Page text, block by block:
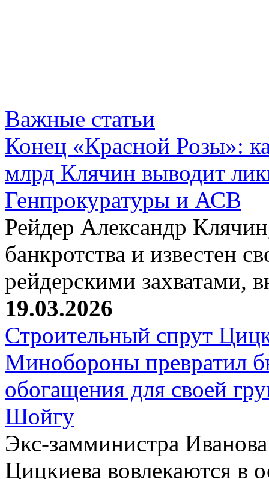
Важные статьи
Конец «Красной Розы»:
млрд Клячин выводит
Генпрокуратуры и АСВ
Рейдер Александр
банкротства и известен
рейдерскими захватами,
19.03.2026
Строительный спрут
Минобороны превратил
обогащения для своей
Шойгу
Экс-замминистра
Цицкиева вовлекаются в